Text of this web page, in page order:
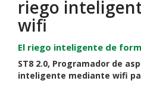
riego
wifi
El riego inteligente de
ST8 2.0, Programador de
inteligente mediante wifi